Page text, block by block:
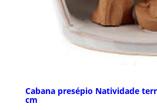
Cabana presépio Natividade
cm